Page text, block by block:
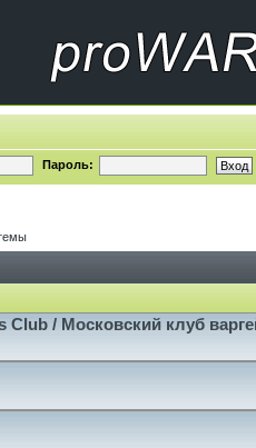
Пароль:
Club / Московский клуб